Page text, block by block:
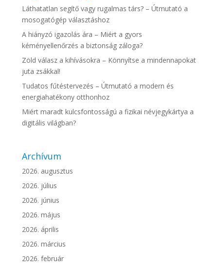
Láthatatlan segítő vagy rugalmas társ? – Útmutató a
mosogatógép választáshoz
A hiányzó igazolás ára – Miért a gyors
kéményellenőrzés a biztonság záloga?
Zöld válasz a kihívásokra – Könnyítse a mindennapokat
juta zsákkal!
Tudatos fűtéstervezés – Útmutató a modern és
energiahatékony otthonhoz
Miért maradt kulcsfontosságú a fizikai névjegykártya a
digitális világban?
Archívum
2026. augusztus
2026. július
2026. június
2026. május
2026. április
2026. március
2026. február